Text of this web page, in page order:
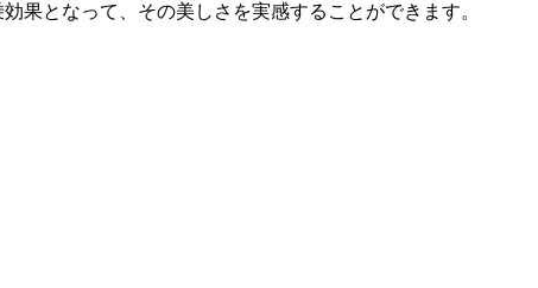
果となって、その美しさを実感することができます。